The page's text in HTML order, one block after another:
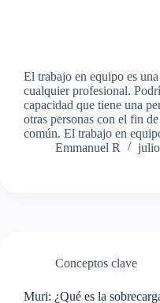
El trabajo en equipo es
cualquier profesional.
capacidad que tiene una
otras personas con el fin
común. El trabajo en
Emmanuel R
Conceptos clave
Muri: ¿Qué es la